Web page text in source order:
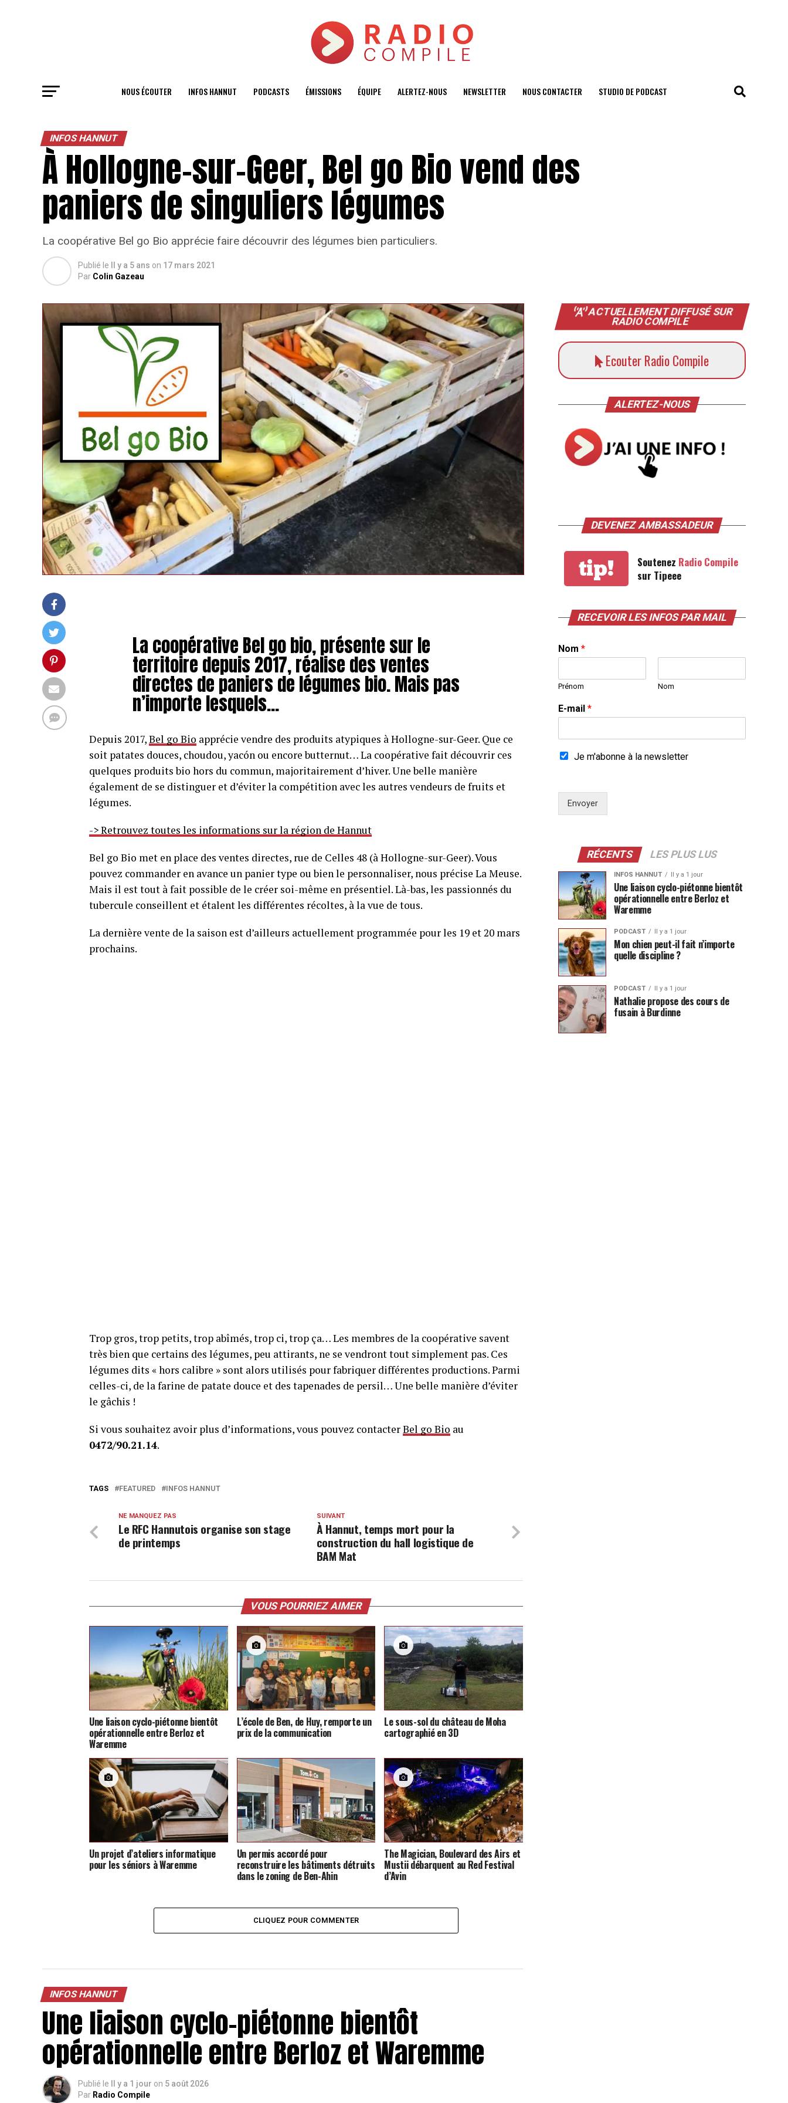
NOUS ÉCOUTER INFOS HANNUT PODCASTS ÉMISSIONS ÉQUIPE ALERTEZ-NOUS NEWSLETTER NOUS CONTACTER STUDIO DE PODCAST
INFOS HANNUT
À Hollogne-sur-Geer, Bel go Bio vend des
paniers de singuliers légumes
La coopérative Bel go Bio apprécie faire découvrir des légumes bien particuliers.
Publié le Il y a 5 ans on 17 mars 2021
Par Colin Gazeau
La coopérative Bel go bio, présente sur le
territoire depuis 2017, réalise des ventes
directes de paniers de légumes bio. Mais pas
n’importe lesquels…
Depuis 2017,Bel go Bio apprécie vendre des produits atypiques à Hollogne-sur-Geer. Que ce
soit patates douces, choudou, yacón ou encore butternut… La coopérative fait découvrir ces
quelques produits bio hors du commun, majoritairement d’hiver. Une belle manière
également de se distinguer et d’éviter la compétition avec les autres vendeurs de fruits et
légumes.
-> Retrouvez toutes les informations sur la région de Hannut
Bel go Bio met en place des ventes directes, rue de Celles 48 (à Hollogne-sur-Geer). Vous
pouvez commander en avance un panier type ou bien le personnaliser, nous précise La Meuse.
Mais il est tout à fait possible de le créer soi-même en présentiel. Là-bas, les passionnés du
tubercule conseillent et étalent les différentes récoltes, à la vue de tous.
La dernière vente de la saison est d’ailleurs actuellement programmée pour les 19 et 20 mars
prochains.
Trop gros, trop petits, trop abîmés, trop ci, trop ça… Les membres de la coopérative savent
très bien que certains des légumes, peu attirants, ne se vendront tout simplement pas. Ces
légumes dits « hors calibre » sont alors utilisés pour fabriquer différentes productions. Parmi
celles-ci, de la farine de patate douce et des tapenades de persil… Une belle manière d’éviter
le gâchis !
Si vous souhaitez avoir plus d’informations, vous pouvez contacterBel go Bio au
0472/90.21.14.
TAGS FEATURED INFOS HANNUT
SUIVANT
À Hannut, temps mort pour la
construction du hall logistique de
BAM Mat
NE MANQUEZ PAS
Le RFC Hannutois organise son stage
de printemps
VOUS POURRIEZ AIMER
Une liaison cyclo-piétonne bientôt
opérationnelle entre Berloz et
Waremme
L’école de Ben, de Huy, remporte un
prix de la communication
Le sous-sol du château de Moha
cartographié en 3D
Un projet d’ateliers informatique
pour les séniors à Waremme
Un permis accordé pour
reconstruire les bâtiments détruits
dans le zoning de Ben-Ahin
The Magician, Boulevard des Airs et
Mustii débarquent au Red Festival
d’Avin
CLIQUEZ POUR COMMENTER
INFOS HANNUT
Une liaison cyclo-piétonne bientôt
opérationnelle entre Berloz et Waremme
Publié le Il y a 1 jour on 5 août 2026
Par Radio Compile
ACTUELLEMENT DIFFUSÉ SUR
RADIO COMPILE
Ecouter Radio Compile
ALERTEZ-NOUS
DEVENEZ AMBASSADEUR
tip! Soutenez Radio Compile
sur Tipeee
RECEVOIR LES INFOS PAR MAIL
Nom *
Prénom Nom
E-mail *
Je m'abonne à la newsletter
Envoyer
RÉCENTS LES PLUS LUS
INFOS HANNUT Il y a 1 jour
Une liaison cyclo-piétonne bientôt
opérationnelle entre Berloz et
Waremme
PODCAST Il y a 1 jour
Mon chien peut-il fait n’importe
quelle discipline ?
PODCAST Il y a 1 jour
Nathalie propose des cours de
fusain à Burdinne